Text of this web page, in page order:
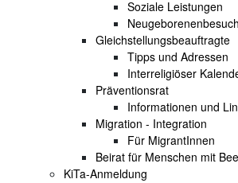
Soziale Leistungen
Gleichstellungsbeauftragte
Tipps und Adressen
Interreligiöser
Präventionsrat
Informationen und
Migration - Integration
Für MigrantInnen
Beirat für Menschen mit
KiTa-Anmeldung